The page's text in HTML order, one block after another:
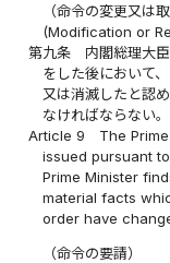
（命令の変更又は取
(Modification or
第九条
内閣総理大
をした後において
又は消滅したと認
なければならない。
Article 9
The
issued pursuant
Prime Minister
material facts
order have
（命令の要請）